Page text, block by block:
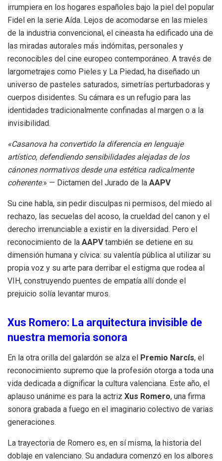
irrumpiera en los hogares españoles bajo la piel del popular
Fidel en la serie Aída. Lejos de acomodarse en las mieles
de la industria convencional, el cineasta ha edificado una de
las miradas autorales más indómitas, personales y
reconocibles del cine europeo contemporáneo. A través de
largometrajes como Pieles y La Piedad, ha diseñado un
universo de pasteles saturados, simetrías perturbadoras y
cuerpos disidentes. Su cámara es un refugio para las
identidades tradicionalmente confinadas al margen o a la
invisibilidad.
«Casanova ha convertido la diferencia en lenguaje
artístico, defendiendo sensibilidades alejadas de los
cánones normativos desde una estética radicalmente
coherente.» — Dictamen del Jurado de la AAPV
Su cine habla, sin pedir disculpas ni permisos, del miedo al
rechazo, las secuelas del acoso, la crueldad del canon y el
derecho irrenunciable a existir en la diversidad. Pero el
reconocimiento de la AAPVtambién se detiene en su
dimensión humana y cívica: su valentía pública al utilizar su
propia voz y su arte para derribar el estigma que rodea al
VIH, construyendo puentes de empatía allí donde el
prejuicio solía levantar muros.
Xus Romero: La arquitectura invisible de
nuestra memoria sonora
En la otra orilla del galardón se alza el Premio Narcís, el
reconocimiento supremo que la profesión otorga a toda una
vida dedicada a dignificar la cultura valenciana. Este año, el
aplauso unánime es para la actriz Xus Romero, una firma
sonora grabada a fuego en el imaginario colectivo de varias
generaciones.
La trayectoria de Romero es, en sí misma, la historia del
doblaje en valenciano. Su andadura comenzó en los albores